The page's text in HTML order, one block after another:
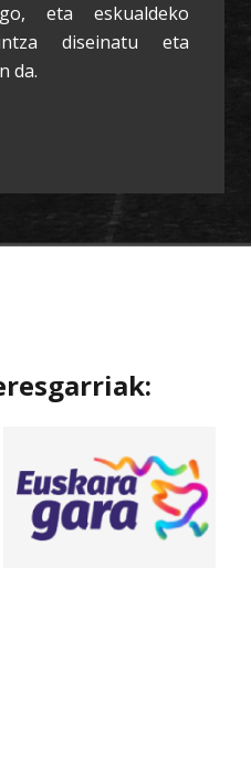
eta eskualdeko
diseinatu eta
da.